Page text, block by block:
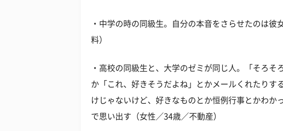
・中学の時の同級生。自分の本音をさらせたのは彼
料）
・高校の同級生と、大学のゼミが同じ人。「そろそ
か「これ、好きそうだよね」とかメールくれたりす
けじゃないけど、好きなものとか恒例行事とかわか
で思い出す（女性／34歳／不動産）